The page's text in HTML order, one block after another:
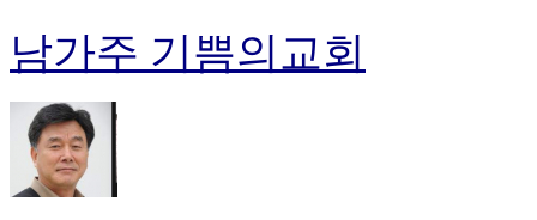
남가주 기쁨의교회